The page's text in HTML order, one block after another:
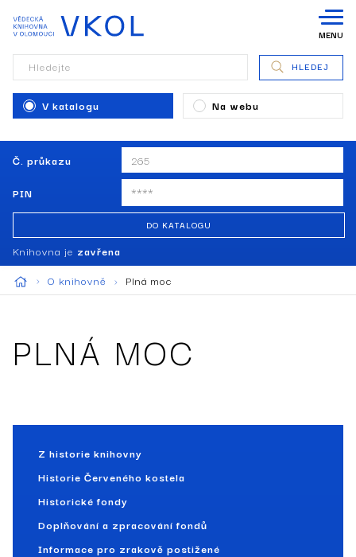
Č. průkazu
PIN
DO KATALOGU
Knihovna je zavřena
MENU
Hledejte
V katalogu Na webu
HLEDEJ
O knihovně Plná moc
PLNÁ MOC
Z historie knihovny
Historie Červeného kostela
Historické fondy
Doplňování a zpracování fondů
Informace pro zrakově postižené